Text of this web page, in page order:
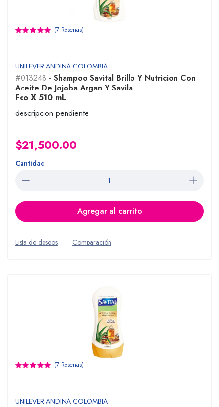
(7 Reseñas)
UNILEVER ANDINA COLOMBIA
#013248 - Shampoo Savital Brillo Y Nutricion Con
Aceite De Jojoba Argan Y Savila
Fco X 510 mL
descripcion pendiente
$21,500.00
Cantidad
Agregar al carrito
Lista de deseos Comparación
(7 Reseñas)
UNILEVER ANDINA COLOMBIA